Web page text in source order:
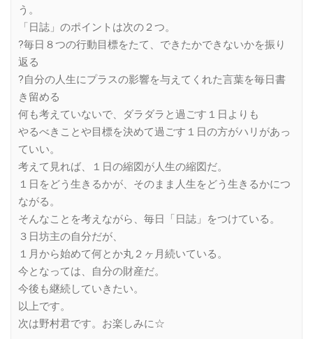
う。
「日誌」のポイントは次の２つ。
?毎日８つの行動目標をたて、できたかできないかを振り
返る
?自分の人生にプラスの影響を与えてくれた言葉を毎日書
き留める
何も考えていないで、ダラダラと過ごす１日よりも
やるべきことや目標を決めて過ごす１日の方がハリがあっ
ていい。
考えて見れば、１日の縮図が人生の縮図だ。
１日をどう生きるかが、そのまま人生をどう生きるかにつ
ながる。
そんなことを考えながら、毎日「日誌」をつけている。
３日坊主の自分だが、
１月から始めて何とか丸２ヶ月続いている。
今となっては、自分の財産だ。
今後も継続していきたい。
以上です。
次は野村君です。お楽しみに☆